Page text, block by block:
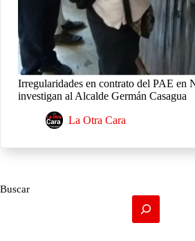
Irregularidades en contrato del PAE en
investigan al Alcalde Germán Casagua
La Otra Cara
Buscar